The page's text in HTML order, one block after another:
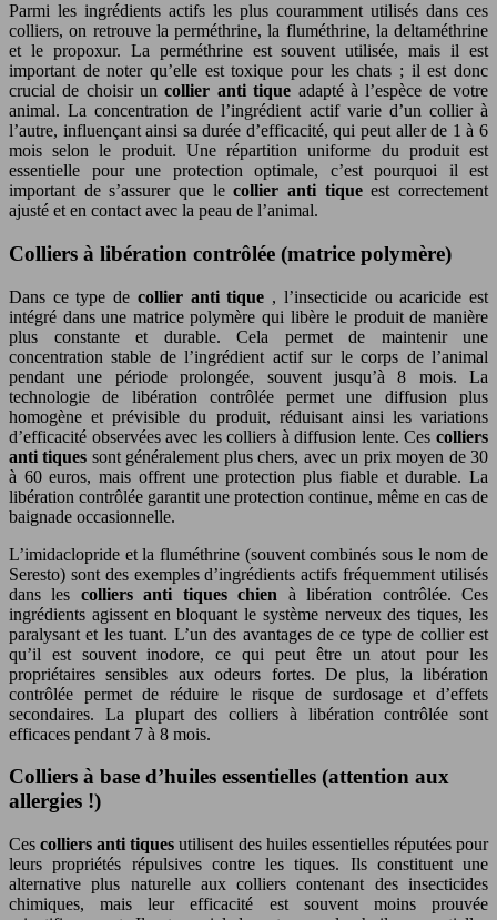
Parmi les ingrédients actifs les plus couramment utilisés dans ces
colliers, on retrouve la perméthrine, la fluméthrine, la deltaméthrine
et le propoxur. La perméthrine est souvent utilisée, mais il est
important de noter qu’elle est toxique pour les chats ; il est donc
crucial de choisir uncollier anti tique adapté à l’espèce de votre
animal. La concentration de l’ingrédient actif varie d’un collier à
l’autre, influençant ainsi sa durée d’efficacité, qui peut aller de 1 à 6
mois selon le produit. Une répartition uniforme du produit est
essentielle pour une protection optimale, c’est pourquoi il est
important de s’assurer que lecollier anti tiqueest correctement
ajusté et en contact avec la peau de l’animal.
Colliers à libération contrôlée (matrice polymère)
Dans ce type de collier anti tique , l’insecticide ou acaricide est
intégré dans une matrice polymère qui libère le produit de manière
plus constante et durable. Cela permet de maintenir une
concentration stable de l’ingrédient actif sur le corps de l’animal
pendant une période prolongée, souvent jusqu’à 8 mois. La
technologie de libération contrôlée permet une diffusion plus
homogène et prévisible du produit, réduisant ainsi les variations
d’efficacité observées avec les colliers à diffusion lente. Ces colliers
anti tiques sont généralement plus chers, avec un prix moyen de 30
à 60 euros, mais offrent une protection plus fiable et durable. La
libération contrôlée garantit une protection continue, même en cas de
baignade occasionnelle.
L’imidaclopride et la fluméthrine (souvent combinés sous le nom de
Seresto) sont des exemples d’ingrédients actifs fréquemment utilisés
dans les colliers anti tiques chien à libération contrôlée. Ces
ingrédients agissent en bloquant le système nerveux des tiques, les
paralysant et les tuant. L’un des avantages de ce type de collier est
qu’il est souvent inodore, ce qui peut être un atout pour les
propriétaires sensibles aux odeurs fortes. De plus, la libération
contrôlée permet de réduire le risque de surdosage et d’effets
secondaires. La plupart des colliers à libération contrôlée sont
efficaces pendant 7 à 8 mois.
Colliers à base d’huiles essentielles (attention aux
allergies !)
Cescolliers anti tiquesutilisent des huiles essentielles réputées pour
leurs propriétés répulsives contre les tiques. Ils constituent une
alternative plus naturelle aux colliers contenant des insecticides
chimiques, mais leur efficacité est souvent moins prouvée